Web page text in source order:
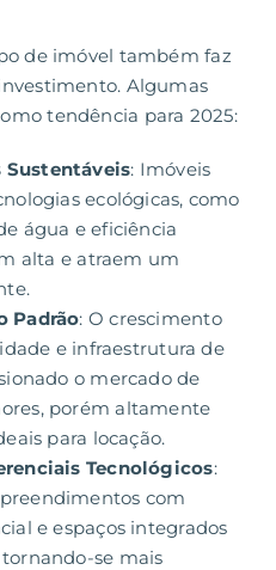
de imóvel também faz
Algumas
tendência para 2025:
Sustentáveis: Imóveis
ecológicas, como
água e eficiência
alta e atraem um
Padrão: O crescimento
e infraestrutura de
o mercado de
porém altamente
para locação.
Tecnológicos:
com
e espaços integrados
se mais